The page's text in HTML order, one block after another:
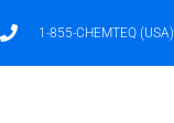
al
1-855-CHEMTEQ (USA)